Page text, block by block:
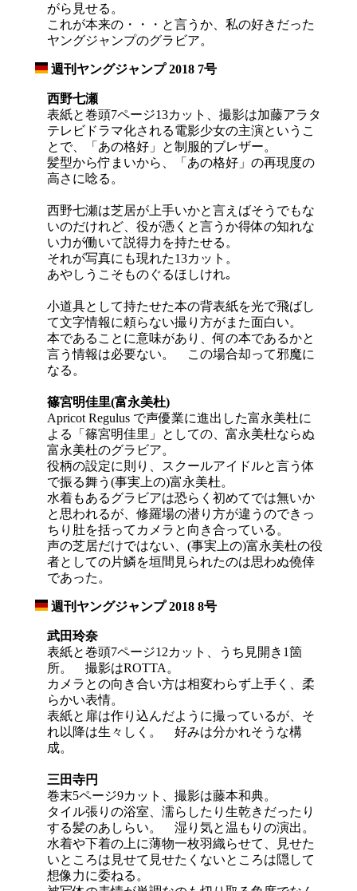
がら見せる。
これが本来の・・・と言うか、私の好きだった
ヤングジャンプのグラビア。
週刊ヤングジャンプ 2018 7号
西野七瀬
表紙と巻頭7ページ13カット、撮影は加藤アラタ
テレビドラマ化される電影少女の主演というこ
とで、「あの格好」と制服的ブレザー。
髪型から佇まいから、「あの格好」の再現度の
高さに唸る。
西野七瀬は芝居が上手いかと言えばそうでもな
いのだけれど、役が憑くと言うか得体の知れな
い力が働いて説得力を持たせる。
それが写真にも現れた13カット。
あやしうこそものぐるほしけれ｡
小道具として持たせた本の背表紙を光で飛ばし
て文字情報に頼らない撮り方がまた面白い。
本であることに意味があり、何の本であるかと
言う情報は必要ない。 この場合却って邪魔に
なる。
篠宮明佳里(富永美杜)
Apricot Regulus で声優業に進出した富永美杜に
よる「篠宮明佳里」としての、富永美杜ならぬ
富永美杜のグラビア。
役柄の設定に則り、スクールアイドルと言う体
で振る舞う(事実上の)富永美杜。
水着もあるグラビアは恐らく初めてでは無いか
と思われるが、修羅場の潜り方が違うのできっ
ちり肚を括ってカメラと向き合っている。
声の芝居だけではない、(事実上の)富永美杜の役
者としての片鱗を垣間見られたのは思わぬ僥倖
であった。
週刊ヤングジャンプ 2018 8号
武田玲奈
表紙と巻頭7ページ12カット、うち見開き1箇
所。 撮影はROTTA。
カメラとの向き合い方は相変わらず上手く、柔
らかい表情。
表紙と扉は作り込んだように撮っているが、そ
れ以降は生々しく。 好みは分かれそうな構
成。
三田寺円
巻末5ページ9カット、撮影は藤本和典。
タイル張りの浴室、濡らしたり生乾きだったり
する髪のあしらい。 湿り気と温もりの演出。
水着や下着の上に薄物一枚羽織らせて、見せた
いところは見せて見せたくないところは隠して
想像力に委ねる。